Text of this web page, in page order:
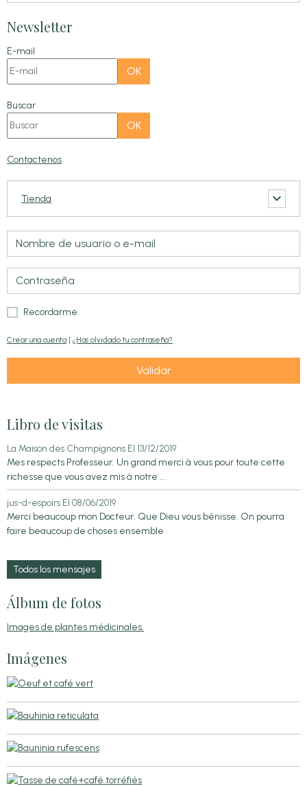
Newsletter
E-mail
OK
Buscar
OK
Contactenos
Tienda
Recordarme
Crear una cuenta | ¿Has olvidado tu contraseña?
Validar
Libro de visitas
La Maison des Champignons El 13/12/2019
Mes respects Professeur. Un grand merci à vous pour toute cette
richesse que vous avez mis à notre ...
jus-d-espoirs El 08/06/2019
Merci beaucoup mon Docteur. Que Dieu vous bénisse. On pourra
faire beaucoup de choses ensemble
Todos los mensajes
Álbum de fotos
Images de plantes médicinales.
Imágenes